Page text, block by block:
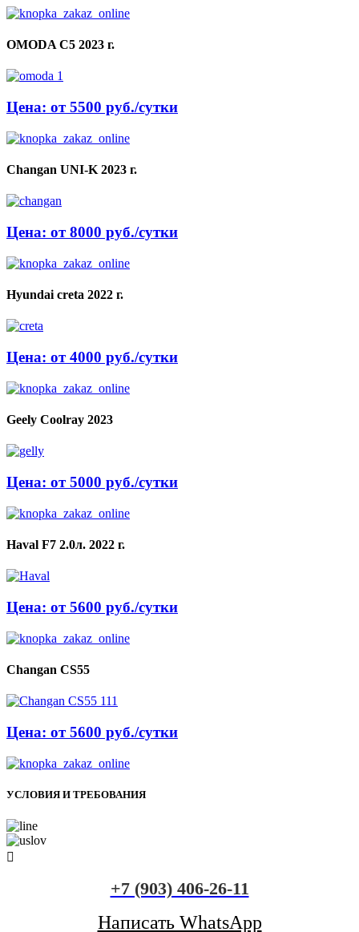
OMODA C5 2023 г.
Цена: от 5500 руб./сутки
Changan UNI-K 2023 г.
Цена: от 8000 руб./сутки
Hyundai creta 2022 г.
Цена: от 4000 руб./сутки
Geely Coolray 2023
Цена: от 5000 руб./сутки
Haval F7 2.0л. 2022 г.
Цена: от 5600 руб./сутки
Changan CS55
Цена: от 5600 руб./сутки
УСЛОВИЯ И ТРЕБОВАНИЯ
+7 (903) 406-26-11
Написать WhatsApp